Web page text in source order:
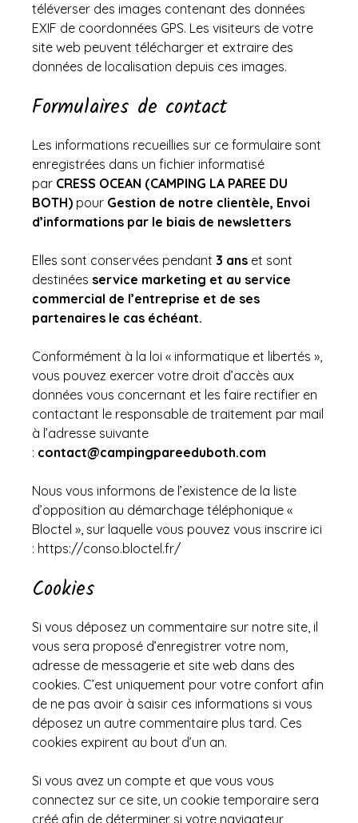
téléverser des images contenant des données
EXIF de coordonnées GPS. Les visiteurs de votre
site web peuvent télécharger et extraire des
données de localisation depuis ces images.
Formulaires de contact
Les informations recueillies sur ce formulaire sont
enregistrées dans un fichier informatisé
par CRESS OCEAN (CAMPING LA PAREE DU
BOTH) pour Gestion de notre clientèle, Envoi
d’informations par le biais de newsletters
Elles sont conservées pendant 3 ans et sont
destinées service marketing et au service
commercial de l’entreprise et de ses
partenaires le cas échéant.
Conformément à la loi « informatique et libertés »,
vous pouvez exercer votre droit d’accès aux
données vous concernant et les faire rectifier en
contactant le responsable de traitement par mail
à l’adresse suivante
: contact@campingpareeduboth.com
Nous vous informons de l’existence de la liste
d’opposition au démarchage téléphonique «
Bloctel », sur laquelle vous pouvez vous inscrire ici
: https://conso.bloctel.fr/
Cookies
Si vous déposez un commentaire sur notre site, il
vous sera proposé d’enregistrer votre nom,
adresse de messagerie et site web dans des
cookies. C’est uniquement pour votre confort afin
de ne pas avoir à saisir ces informations si vous
déposez un autre commentaire plus tard. Ces
cookies expirent au bout d’un an.
Si vous avez un compte et que vous vous
connectez sur ce site, un cookie temporaire sera
créé afin de déterminer si votre navigateur